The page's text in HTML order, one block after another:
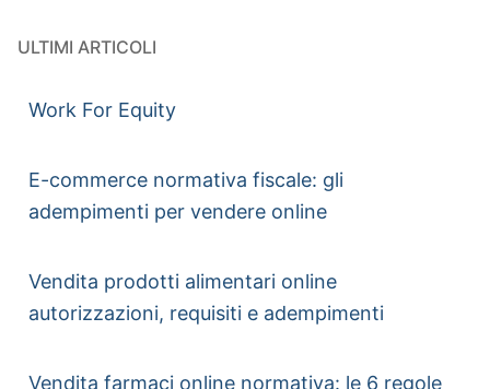
ULTIMI ARTICOLI
Work For Equity
E-commerce normativa fiscale: gli
adempimenti per vendere online
Vendita prodotti alimentari online
autorizzazioni, requisiti e adempimenti
Vendita farmaci online normativa: le 6 regole